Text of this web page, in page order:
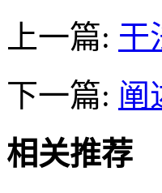
上一篇: 干
下一篇: 阐
相关推荐